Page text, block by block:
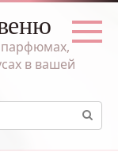
парфюмах,
в вашей